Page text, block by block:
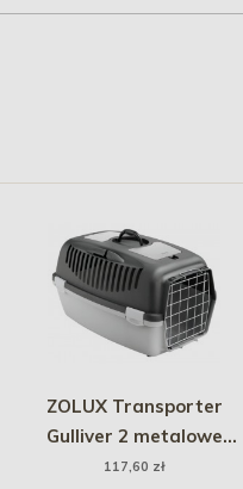
ZOLUX Transporter
Gulliver 2 metalowe
drzwi - jasnoszary /
117,60 zł